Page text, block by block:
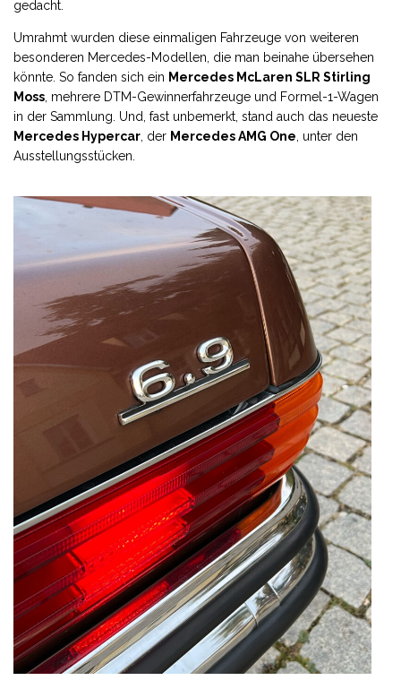
gedacht.
Umrahmt wurden diese einmaligen Fahrzeuge von weiteren
besonderen Mercedes-Modellen, die man beinahe übersehen
könnte. So fanden sich ein Mercedes McLaren SLR Stirling
Moss , mehrere DTM-Gewinnerfahrzeuge und Formel-1-Wagen
in der Sammlung. Und, fast unbemerkt, stand auch das neueste
Mercedes Hypercar , der MercedesAMG One , unter den
Ausstellungsstücken.